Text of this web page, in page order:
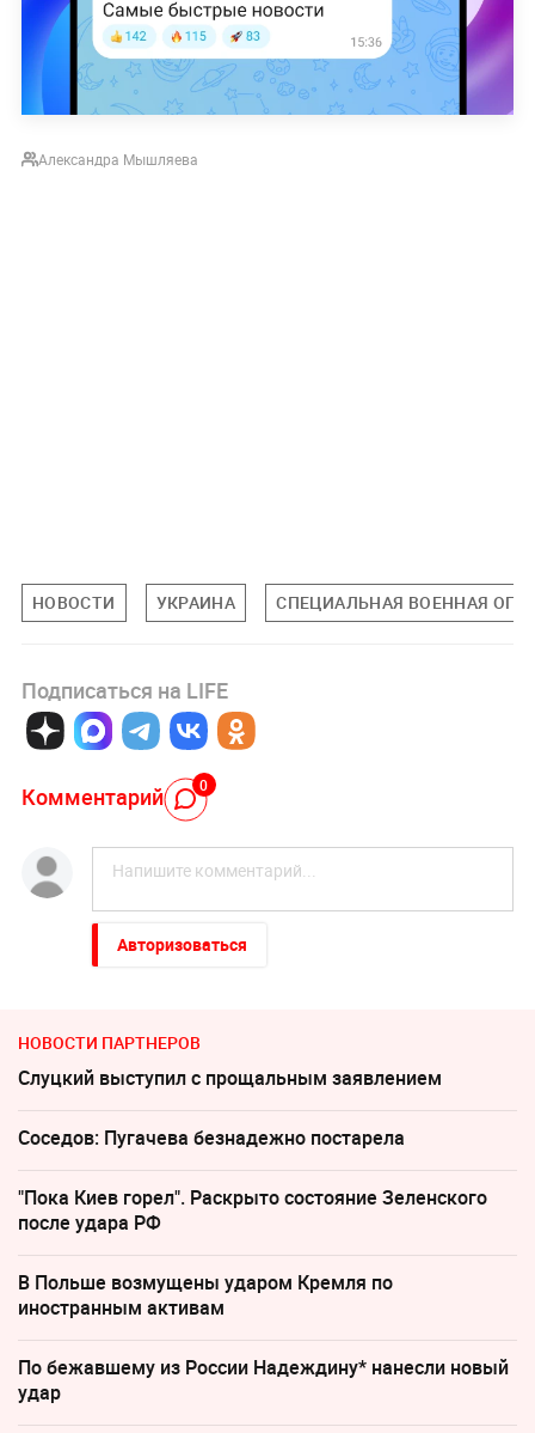
Александра Мышляева
НОВОСТИ УКРАИНА СПЕЦИАЛЬНАЯ ВОЕННАЯ
Подписаться на LIFE
Комментарий 0
Авторизоваться
НОВОСТИ ПАРТНЕРОВ
Слуцкий выступил с прощальным заявлением
Соседов: Пугачева безнадежно постарела
"Пока Киев горел". Раскрыто состояние Зеленского
после удара РФ
В Польше возмущены ударом Кремля по
иностранным активам
По бежавшему из России Надеждину* нанесли новый
удар